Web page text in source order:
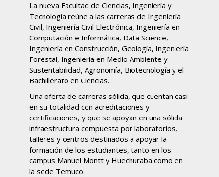
La nueva Facultad de Ciencias, Ingeniería y
Tecnología reúne a las carreras de Ingeniería
Civil, Ingeniería Civil Electrónica, Ingeniería en
Computación e Informática, Data Science,
Ingeniería en Construcción, Geología, Ingeniería
Forestal, Ingeniería en Medio Ambiente y
Sustentabilidad, Agronomía, Biotecnología y el
Bachillerato en Ciencias.
Una oferta de carreras sólida, que cuentan casi
en su totalidad con acreditaciones y
certificaciones, y que se apoyan en una sólida
infraestructura compuesta por laboratorios,
talleres y centros destinados a apoyar la
formación de los estudiantes, tanto en los
campus Manuel Montt y Huechuraba como en
la sede Temuco.